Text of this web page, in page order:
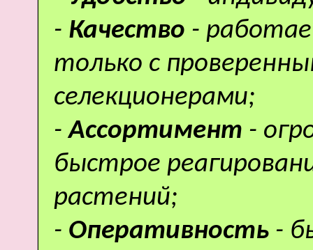
- Качество -
только с
селекционерами;
-Ассортимент -
быстрое
растений;
- Оперативность -